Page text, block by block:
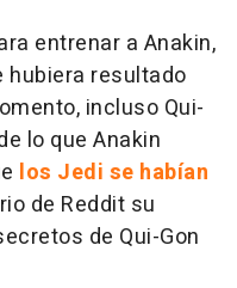
entrenar a Anakin,
hubiera resultado
incluso Qui-
lo que Anakin
los Jedi se habían
de Reddit su
de Qui-Gon